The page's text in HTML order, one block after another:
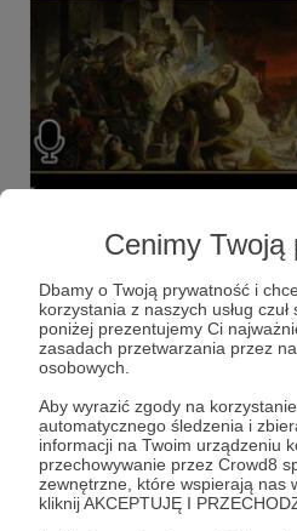
Cenimy Twoją
Dbamy o Twoją prywatność i
korzystania z naszych usług
poniżej prezentujemy Ci
zasadach przetwarzania przez
osobowych.
Aby wyrazić zgody na
automatycznego śledzenia i
informacji na Twoim urządzeniu
przechowywanie przez Crowd8
zewnętrzne, które wspierają nas
kliknij AKCEPTUJĘ I
Podcasty na Spotify
Nowa platforma z moimi
historia podcast podkast